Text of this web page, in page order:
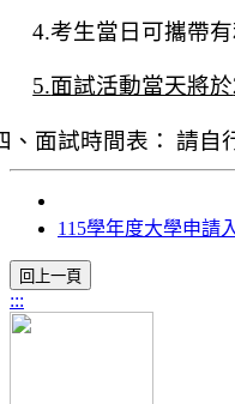
4.考生當日可攜帶
5.面試活動當天將於
、面試時間表： 請自
115學年度大學申請
:::